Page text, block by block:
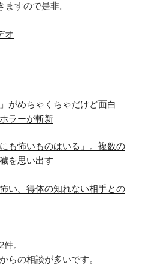
すので是非。
オ
がめちゃくちゃだけど面白
ラーが斬新
も怖いものはいる」。複数の
を思い出す
い。得体の知れない相手との
。
らの相談が多いです。